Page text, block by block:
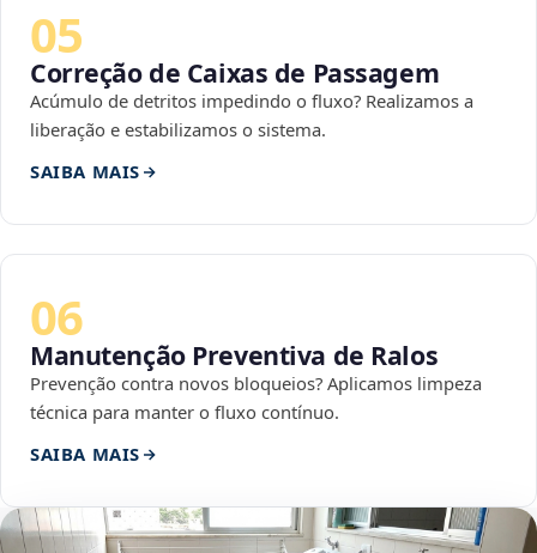
05
Correção de Caixas de Passagem
Acúmulo de detritos impedindo o fluxo? Realizamos a
liberação e estabilizamos o sistema.
SAIBA MAIS
06
Manutenção Preventiva de Ralos
Prevenção contra novos bloqueios? Aplicamos limpeza
técnica para manter o fluxo contínuo.
SAIBA MAIS